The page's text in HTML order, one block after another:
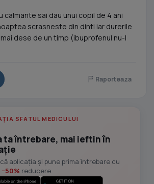
calmante sai dau unui copil de 4 ani
scrasneste din dinti iar durerile
dese de un timp (ibuprofenul nu-l
Raporteaza
SFATUL MEDICULUI
ta întrebare, mai ieftin în
aplicația și pune prima întrebare cu
−50% reducere.